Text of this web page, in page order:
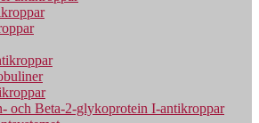
och Beta-2-glykoprotein I-antikroppar